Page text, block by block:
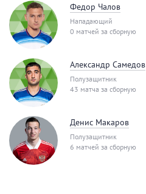
Федор Чалов
Нападающий
0 матчей за сборную
Александр Самедов
Полузащитник
43 матча за сборную
Денис Макаров
Полузащитник
6 матчей за сборную